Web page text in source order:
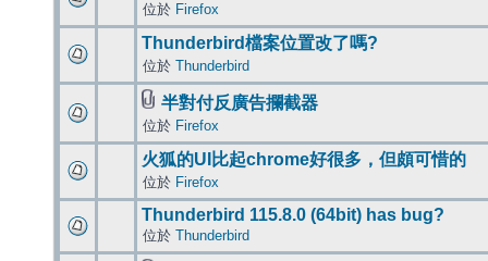
位於 Firefox
Thunderbird檔案位置改了嗎?
位於 Thunderbird
半對付反廣告攔截器
位於 Firefox
火狐的UI比起chrome好很多，但頗可惜的
位於 Firefox
Thunderbird 115.8.0 (64bit) has bug?
位於 Thunderbird